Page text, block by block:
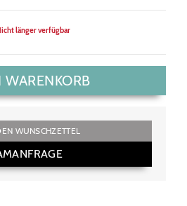
länger verfügbar
WUNSCHZETTEL